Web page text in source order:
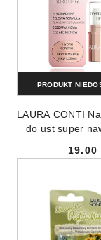
LAURA CONTI
do ust super
19.00
PRODUKT